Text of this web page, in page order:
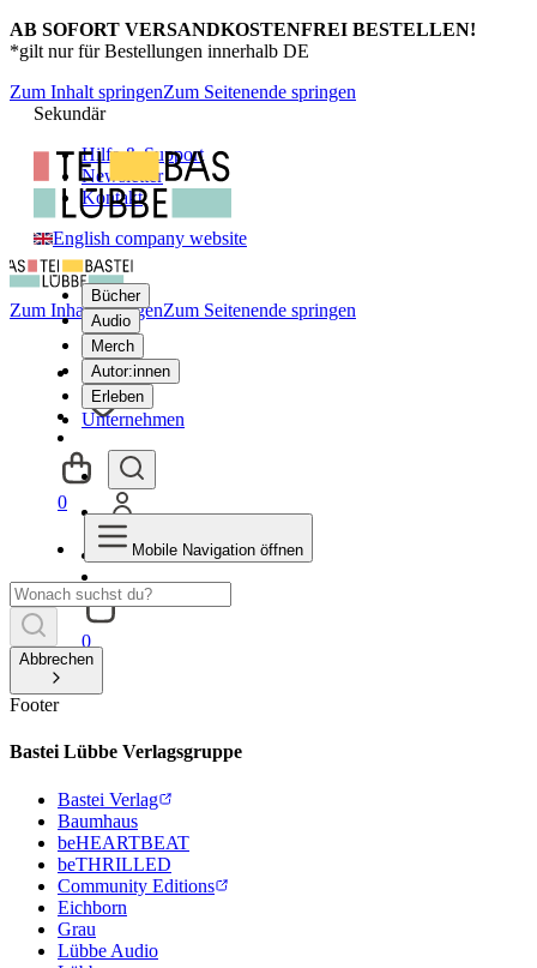
AB SOFORT VERSANDKOSTENFREI BESTELLEN!
*gilt nur für Bestellungen innerhalb DE
Zum Inhalt springenZum Seitenende springen
Sekundär
Hilfe & Support
Newsletter
Kontakt
English company website
Bücher
Audio
Merch
Autor:innen
Erleben
Unternehmen
0
Zum Inhalt springenZum Seitenende springen
0
Mobile Navigation öffnen
Abbrechen
Footer
Bastei Lübbe Verlagsgruppe
Bastei Verlag
Baumhaus
beHEARTBEAT
beTHRILLED
Community Editions
Eichborn
Grau
Lübbe Audio